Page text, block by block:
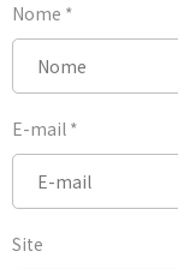
Nome *
E-mail *
Site